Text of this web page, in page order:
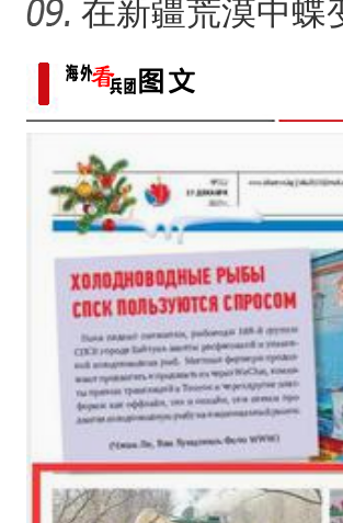
侨乡故事 | 新
瓷，也是“情”
在新疆荒漠中蝶
村镇